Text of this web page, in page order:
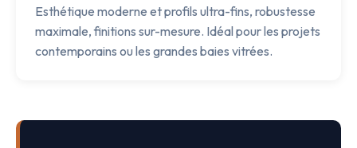
Esthétique moderne et profils ultra-fins, robustesse
maximale, finitions sur-mesure. Idéal pour les projets
contemporains ou les grandes baies vitrées.